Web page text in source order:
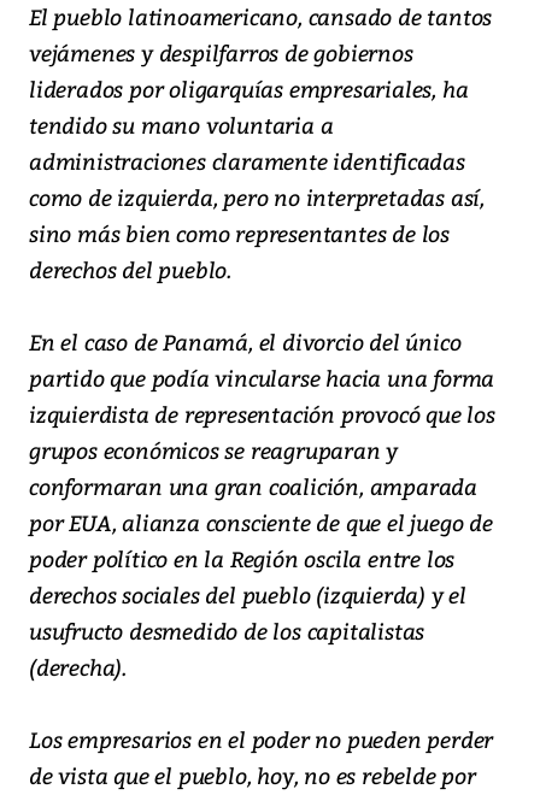
El pueblo latinoamericano, cansado de tantos
vejámenes y despilfarros de gobiernos
liderados por oligarquías empresariales, ha
tendido su mano voluntaria a
administraciones claramente identificadas
como de izquierda, pero no interpretadas así,
sino más bien como representantes de los
derechos del pueblo.
En el caso de Panamá, el divorcio del único
partido que podía vincularse hacia una forma
izquierdista de representación provocó que los
grupos económicos se reagruparan y
conformaran una gran coalición, amparada
por EUA, alianza consciente de que el juego de
poder político en la Región oscila entre los
derechos sociales del pueblo (izquierda) y el
usufructo desmedido de los capitalistas
(derecha).
Los empresarios en el poder no pueden perder
de vista que el pueblo, hoy, no es rebelde por